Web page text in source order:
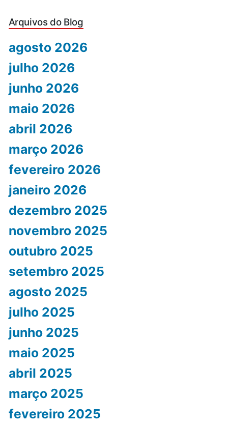
Arquivos do Blog
agosto 2026
julho 2026
junho 2026
maio 2026
abril 2026
março 2026
fevereiro 2026
janeiro 2026
dezembro 2025
novembro 2025
outubro 2025
setembro 2025
agosto 2025
julho 2025
junho 2025
maio 2025
abril 2025
março 2025
fevereiro 2025